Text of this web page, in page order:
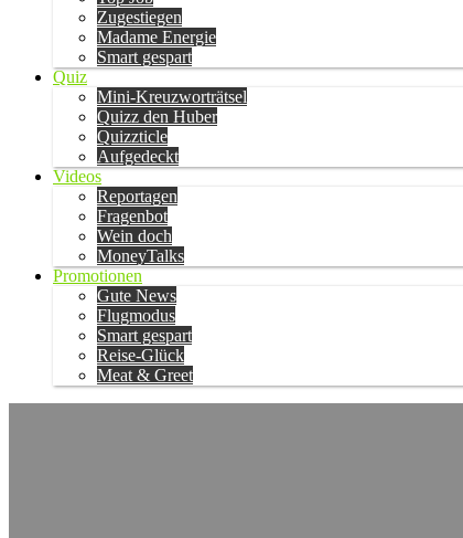
Zugestiegen
Madame Energie
Smart gespart
Quiz
Mini-Kreuzworträtsel
Quizz den Huber
Quizzticle
Aufgedeckt
Videos
Reportagen
Fragenbot
Wein doch
MoneyTalks
Promotionen
Gute News
Flugmodus
Smart gespart
Reise-Glück
Meat & Greet